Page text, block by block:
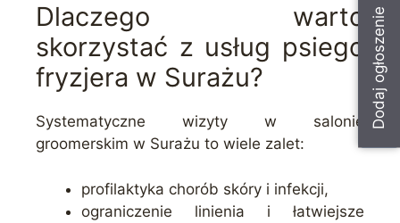
Dodaj ogłoszenie
Dlaczego warto
skorzystać z usług psiego
fryzjera w Surażu?
Systematyczne wizyty w salonie
groomerskim w Surażu to wiele zalet:
profilaktyka chorób skóry i infekcji,
ograniczenie linienia i łatwiejsze